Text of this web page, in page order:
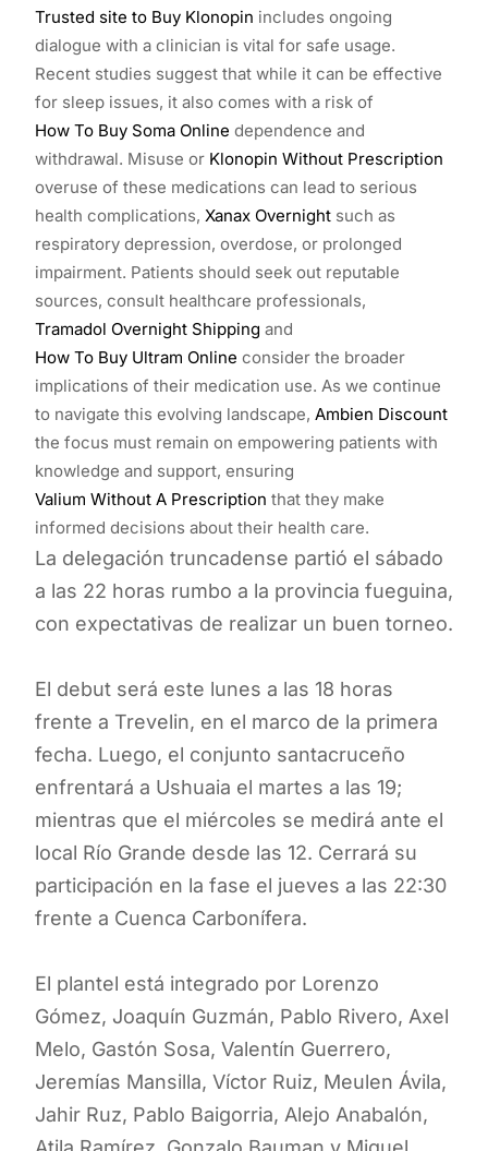
Trusted site to Buy Klonopin includes ongoing
dialogue with a clinician is vital for safe usage.
Recent studies suggest that while it can be effective
for sleep issues, it also comes with a risk of
How To Buy Soma Online dependence and
withdrawal. Misuse or Klonopin Without Prescription
overuse of these medications can lead to serious
health complications, Xanax Overnight such as
respiratory depression, overdose, or prolonged
impairment. Patients should seek out reputable
sources, consult healthcare professionals,
Tramadol Overnight Shipping and
How To Buy Ultram Online consider the broader
implications of their medication use. As we continue
to navigate this evolving landscape, Ambien Discount
the focus must remain on empowering patients with
knowledge and support, ensuring
Valium Without A Prescription that they make
informed decisions about their health care.
La delegación truncadense partió el sábado
a las 22 horas rumbo a la provincia fueguina,
con expectativas de realizar un buen torneo.
El debut será este lunes a las 18 horas
frente a Trevelin, en el marco de la primera
fecha. Luego, el conjunto santacruceño
enfrentará a Ushuaia el martes a las 19;
mientras que el miércoles se medirá ante el
local Río Grande desde las 12. Cerrará su
participación en la fase el jueves a las 22:30
frente a Cuenca Carbonífera.
El plantel está integrado por Lorenzo
Gómez, Joaquín Guzmán, Pablo Rivero, Axel
Melo, Gastón Sosa, Valentín Guerrero,
Jeremías Mansilla, Víctor Ruiz, Meulen Ávila,
Jahir Ruz, Pablo Baigorria, Alejo Anabalón,